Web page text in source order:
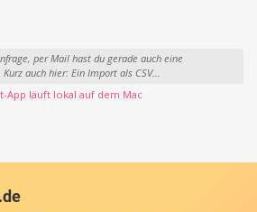
per Mail hast du gerade auch eine
auch hier: Ein Import als CSV...
App läuft lokal auf dem Mac